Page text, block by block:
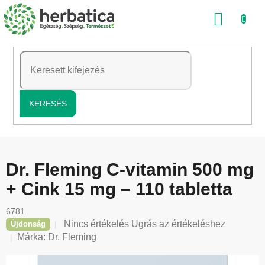
Ugrás
a
tartalomhoz
KERESÉS
Dr. Fleming C-vitamin 500 mg
+ Cink 15 mg – 110 tabletta
6781
Újdonság
A
termék
Nincs értékelés Ugrás az értékeléshez
Márka: Dr. Fleming